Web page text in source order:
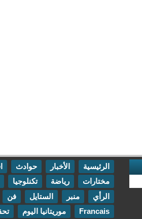
حوادث
اقتصاد
تكنلوجيا
مقابلات
الستايل فن
اتصل بنا
موريتانيا اليوم تحقيقات